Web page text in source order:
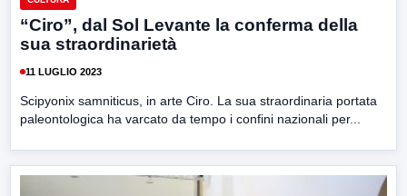
“Ciro”, dal Sol Levante la conferma della
sua straordinarietà
11 LUGLIO 2023
Scipyonix samniticus, in arte Ciro. La sua straordinaria portata
paleontologica ha varcato da tempo i confini nazionali per...